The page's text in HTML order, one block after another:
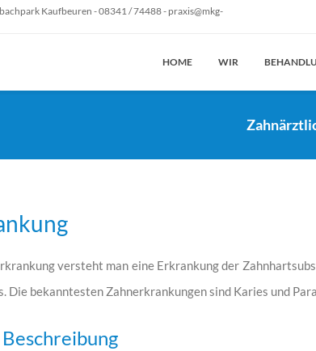
Kaufbeuren - 08341 / 74488 - praxis@mkg-
HOME WIR
versteht man eine Erkrankung der
Die bekanntesten Zahnerkrankungen sind Karies und